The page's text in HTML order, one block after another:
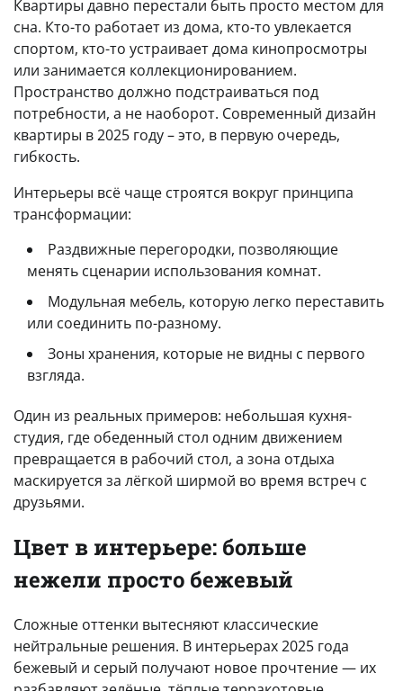
Квартиры давно перестали быть просто местом для
сна. Кто-то работает из дома, кто-то увлекается
спортом, кто-то устраивает дома кинопросмотры
или занимается коллекционированием.
Пространство должно подстраиваться под
потребности, а не наоборот. Современный дизайн
квартиры в 2025 году – это, в первую очередь,
гибкость.
Интерьеры всё чаще строятся вокруг принципа
трансформации:
Раздвижные перегородки, позволяющие
менять сценарии использования комнат.
Модульная мебель, которую легко переставить
или соединить по-разному.
Зоны хранения, которые не видны с первого
взгляда.
Один из реальных примеров: небольшая кухня-
студия, где обеденный стол одним движением
превращается в рабочий стол, а зона отдыха
маскируется за лёгкой ширмой во время встреч с
друзьями.
Цвет в интерьере: больше
нежели просто бежевый
Сложные оттенки вытесняют классические
нейтральные решения. В интерьерах 2025 года
бежевый и серый получают новое прочтение — их